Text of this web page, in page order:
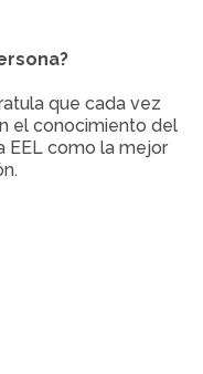
que cada vez
el conocimiento del
EEL como la mejor